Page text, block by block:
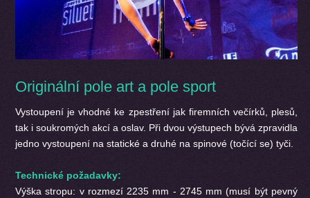
Originální pole art a pole sport
Vystoupení je vhodné ke zpestření jak firemních večírků, plesů,
tak i soukromých akcí a oslav. Při dvou výstupech bývá zpravidla
jedno vystoupení na statické a druhé na spinové (točící se) tyči.
Technické požadavky:
Výška stropu: v rozmezí 2235 mm - 2745 mm (musí být pevný